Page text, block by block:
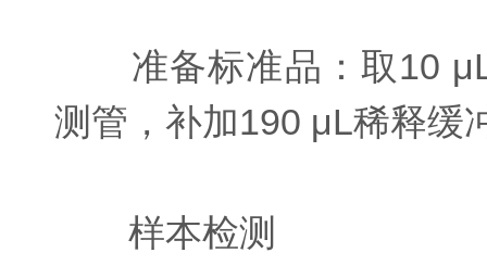
准备标准品：取10 μL
测管，补加190 μL稀释缓
样本检测